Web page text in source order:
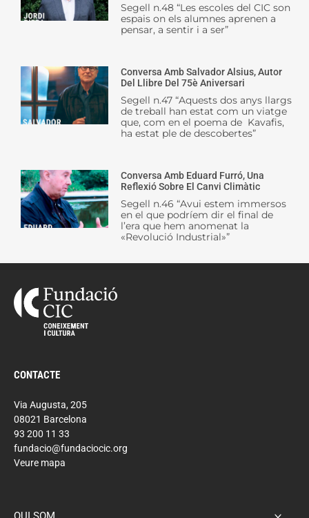
Segell n.48 “Les escoles del CIC son
espais on els alumnes aprenen a
pensar, a sentir i a ser”
Conversa Amb Salvador Alsius, Autor
Del Llibre Del 75è Aniversari
Segell n.47 “Aquests dos anys llargs
de treball han estat com un viatge
que, com en el poema de Kavafis,
ha estat ple de descobertes”
Conversa Amb Eduard Furró, Una
Reflexió Sobre El Canvi Climàtic
Segell n.46 “Avui estem immersos
en el que podríem dir el final de
l’era que hem anomenat la
«Revolució Industrial»”
CONTACTE
Via Augusta, 205
08021 Barcelona
93 200 11 33
fundacio@fundaciocic.org
Veure mapa